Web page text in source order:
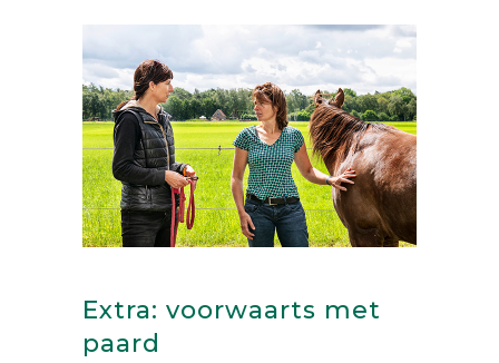
Extra: voorwaarts met
paard